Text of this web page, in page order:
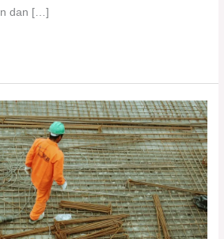
dan […]